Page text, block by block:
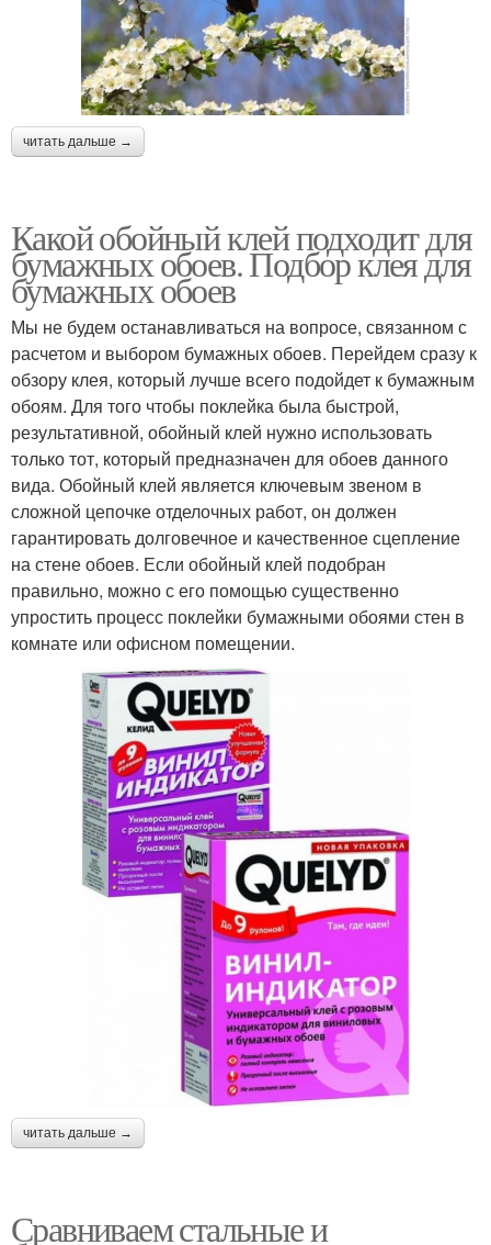
читать дальше →
Какой обойный клей подходит для
бумажных обоев. Подбор клея для
бумажных обоев
Мы не будем останавливаться на вопросе, связанном с
расчетом и выбором бумажных обоев. Перейдем сразу к
обзору клея, который лучше всего подойдет к бумажным
обоям. Для того чтобы поклейка была быстрой,
результативной, обойный клей нужно использовать
только тот, который предназначен для обоев данного
вида. Обойный клей является ключевым звеном в
сложной цепочке отделочных работ, он должен
гарантировать долговечное и качественное сцепление
на стене обоев. Если обойный клей подобран
правильно, можно с его помощью существенно
упростить процесс поклейки бумажными обоями стен в
комнате или офисном помещении.
читать дальше →
Сравниваем стальные и